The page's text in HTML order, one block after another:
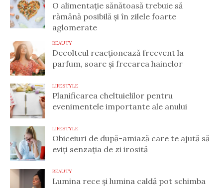
O alimentație sănătoasă trebuie să
rămână posibilă și în zilele foarte
aglomerate
BEAUTY
Decolteul reacționează frecvent la
parfum, soare și frecarea hainelor
LIFESTYLE
Planificarea cheltuielilor pentru
evenimentele importante ale anului
LIFESTYLE
Obiceiuri de după-amiază care te ajută să
eviți senzația de zi irosită
BEAUTY
Lumina rece și lumina caldă pot schimba